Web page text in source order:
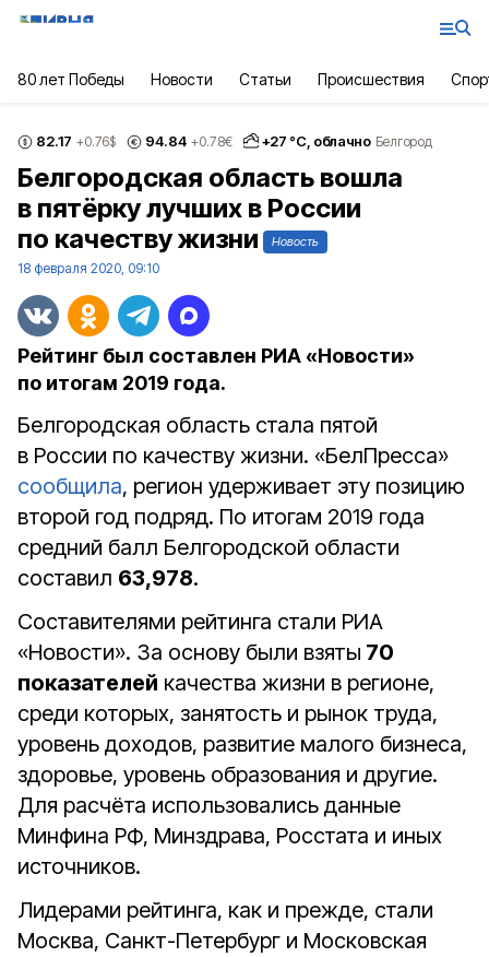
80 лет Победы Новости Статьи Происшествия
82.17 +0.76$ 94.84 +0.78€ +27 °С, облачно Белгород
Белгородская область вошла
в пятёрку лучших в России
по качеству жизни
Новость
18 февраля 2020, 09:10
Рейтинг был составлен РИА «Новости»
по итогам 2019 года.
Белгородская область стала пятой
в России по качеству жизни. «БелПресса»
сообщила, регион удерживает эту позицию
второй год подряд. По итогам 2019 года
средний балл Белгородской области
составил 63,978.
Составителями рейтинга стали РИА
«Новости». За основу были взяты 70
показателей качества жизни в регионе,
среди которых, занятость и рынок труда,
уровень доходов, развитие малого бизнеса,
здоровье, уровень образования и другие.
Для расчёта использовались данные
Минфина РФ, Минздрава, Росстата и иных
источников.
Лидерами рейтинга, как и прежде, стали
Москва, Санкт-Петербург и Московская